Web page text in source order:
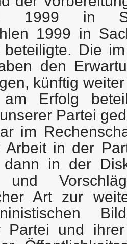
1999 in
1999 in
Die
den
künftig
Erfolg
Partei
im
Arbeit in der
dann in der
und
Art zur
Partei und